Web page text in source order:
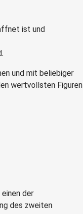
ist und
und mit beliebiger
wertvollsten Figuren
der
des zweiten